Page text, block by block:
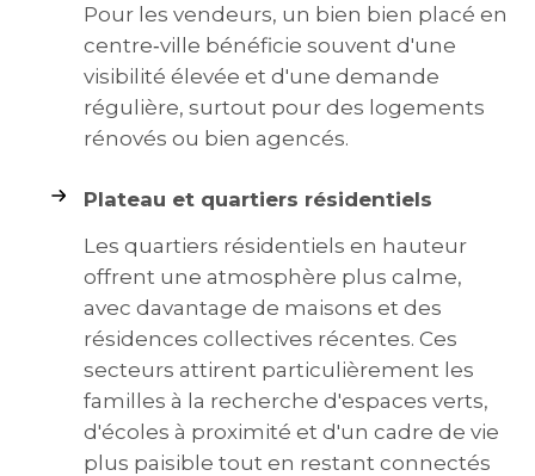
Pour les vendeurs, un bien bien placé en
centre‑ville bénéficie souvent d'une
visibilité élevée et d'une demande
régulière, surtout pour des logements
rénovés ou bien agencés.
Plateau et quartiers résidentiels
Les quartiers résidentiels en hauteur
offrent une atmosphère plus calme,
avec davantage de maisons et des
résidences collectives récentes. Ces
secteurs attirent particulièrement les
familles à la recherche d'espaces verts,
d'écoles à proximité et d'un cadre de vie
plus paisible tout en restant connectés